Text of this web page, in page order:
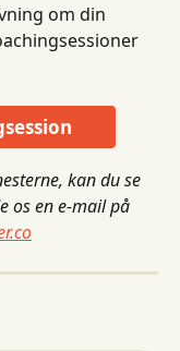
om din
kan du se
os en e-mail på